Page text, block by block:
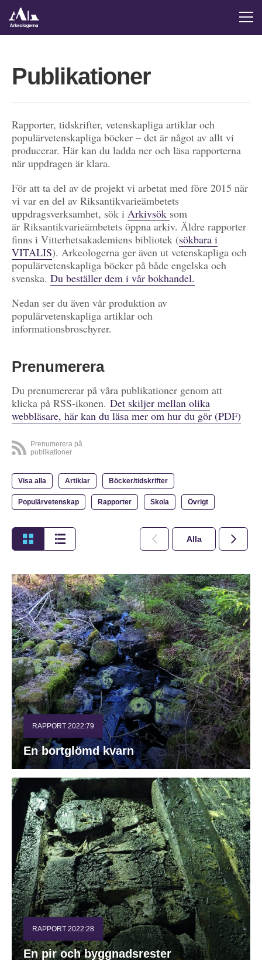
Publikationer
Rapporter, tidskrifter, vetenskapliga artiklar och
populärvetenskapliga böcker – det är något av allt vi
producerar. Här kan du ladda ner och läsa rapporterna
när uppdragen är klara.
För att ta del av de projekt vi arbetat med före 2015 när
vi var en del av Riksantikvarieämbetets
uppdragsverksamhet, sök i Arkivsök som
är Riksantikvarieämbetets öppna arkiv. Äldre rapporter
finns i Vitterhetsakademiens bibliotek (sökbara i
VITALIS). Arkeologerna ger även ut vetenskapliga och
populärvetenskapliga böcker på både engelska och
svenska. Du beställer dem i vår bokhandel.
Nedan ser du även vår produktion av
populärvetenskapliga artiklar och
informationsbroschyrer.
Prenumerera
Du prenumererar på våra publikationer genom att
klicka på RSS-ikonen. Det skiljer mellan olika
webbläsare, här kan du läsa mer om hur du gör (PDF)
Prenumerera på
publikationer
Visa alla Artiklar Böcker/tidskrifter
Populärvetenskap Rapporter Skola Övrigt
Alla 2026
RAPPORT 2022:79
En bortglömd kvarn
RAPPORT 2022:28
En pir och byggnadsrester